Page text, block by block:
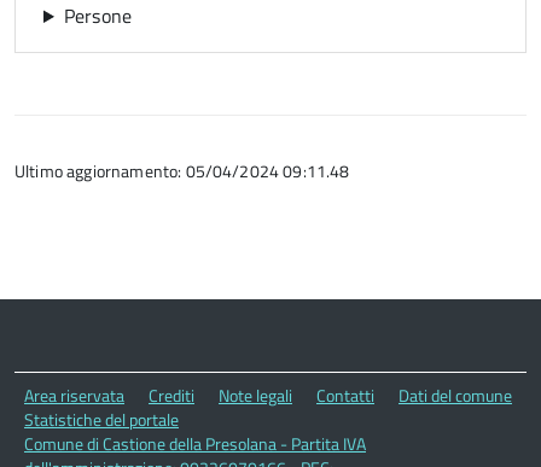
Persone
Ultimo aggiornamento: 05/04/2024 09:11.48
Area riservata Crediti Note legali Contatti
Dati del comune
Statistiche del portale
Comune di Castione della Presolana - Partita IVA